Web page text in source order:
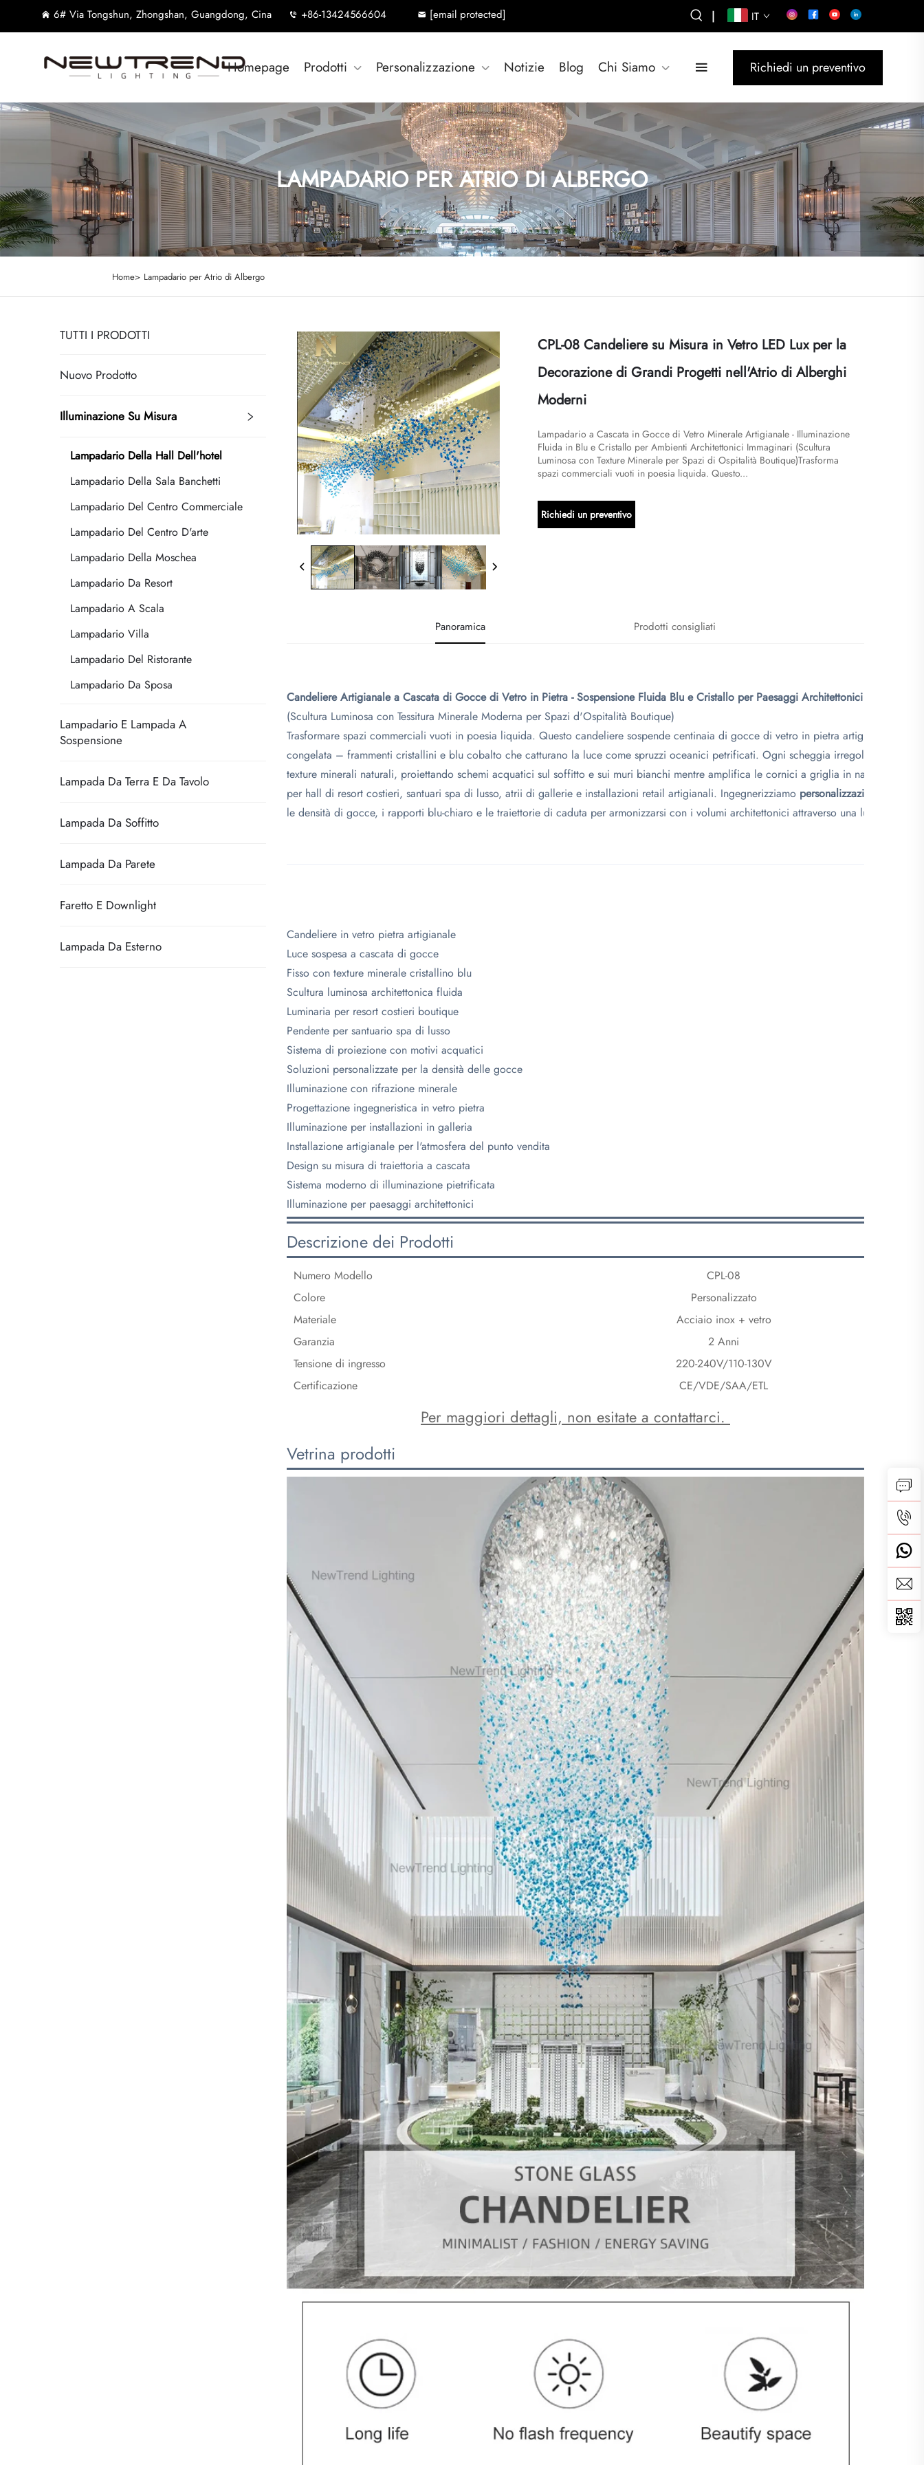
6# Via Tongshun, Zhongshan, Guangdong, Cina +86-13424566604 [email protected] | IT
Homepage Prodotti Personalizzazione Notizie Blog Chi Siamo Richiedi un preventivo
LAMPADARIO PER ATRIO DI ALBERGO
Home> Lampadario per Atrio di Albergo
TUTTI I PRODOTTI
Nuovo Prodotto
Illuminazione Su Misura
Lampadario Della Hall Dell'hotel
Lampadario Della Sala Banchetti
Lampadario Del Centro Commerciale
Lampadario Del Centro D'arte
Lampadario Della Moschea
Lampadario Da Resort
Lampadario A Scala
Lampadario Villa
Lampadario Del Ristorante
Lampadario Da Sposa
Lampadario E Lampada A
Sospensione
Lampada Da Terra E Da Tavolo
Lampada Da Soffitto
Lampada Da Parete
Faretto E Downlight
Lampada Da Esterno
CPL-08 Candeliere su Misura in Vetro LED Lux per la
Decorazione di Grandi Progetti nell'Atrio di Alberghi
Moderni
Lampadario a Cascata in Gocce di Vetro Minerale Artigianale - Illuminazione
Fluida in Blu e Cristallo per Ambienti Architettonici Immaginari (Scultura
Luminosa con Texture Minerale per Spazi di Ospitalità Boutique)Trasforma
spazi commerciali vuoti in poesia liquida. Questo...
Richiedi un preventivo
Panoramica Prodotti consigliati
Candeliere Artigianale a Cascata di Gocce di Vetro in Pietra - Sospensione Fluida Blu e Cristallo per Paesaggi Architettonici
(Scultura Luminosa con Tessitura Minerale Moderna per Spazi d'Ospitalità Boutique)
Trasformare spazi commerciali vuoti in poesia liquida. Questo candeliere sospende centinaia di gocce di vetro in pietra artigianali in una
congelata – frammenti cristallini e blu cobalto che catturano la luce come spruzzi oceanici petrificati. Ogni scheggia irregolare rifrange
texture minerali naturali, proiettando schemi acquatici sul soffitto e sui muri bianchi mentre amplifica le cornici a griglia in narrazioni
per hall di resort costieri, santuari spa di lusso, atrii di gallerie e installazioni retail artigianali. Ingegnerizziamo personalizzazione
le densità di gocce, i rapporti blu-chiaro e le traiettorie di caduta per armonizzarsi con i volumi architettonici attraverso una luminosità
Candeliere in vetro pietra artigianale
Luce sospesa a cascata di gocce
Fisso con texture minerale cristallino blu
Scultura luminosa architettonica fluida
Luminaria per resort costieri boutique
Pendente per santuario spa di lusso
Sistema di proiezione con motivi acquatici
Soluzioni personalizzate per la densità delle gocce
Illuminazione con rifrazione minerale
Progettazione ingegneristica in vetro pietra
Illuminazione per installazioni in galleria
Installazione artigianale per l'atmosfera del punto vendita
Design su misura di traiettoria a cascata
Sistema moderno di illuminazione pietrificata
Illuminazione per paesaggi architettonici
Descrizione dei Prodotti
Numero Modello
CPL-08
Colore
Personalizzato
Materiale
Acciaio inox + vetro
Garanzia
2 Anni
Tensione di ingresso
220-240V/110-130V
Certificazione
CE/VDE/SAA/ETL
Per maggiori dettagli, non esitate a contattarci.
Vetrina prodotti